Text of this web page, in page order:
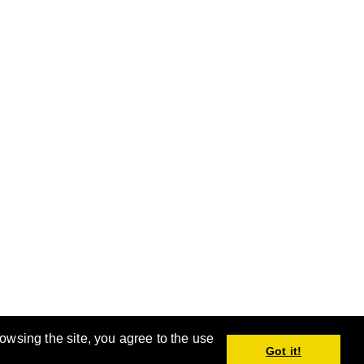
the site, you agree to the use
Got it!